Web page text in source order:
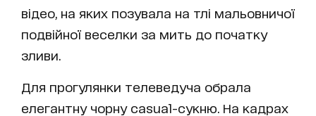
відео, на яких позувала на тлі мальовничої
подвійної веселки за мить до початку
зливи.
Для прогулянки телеведуча обрала
елегантну чорну casual-сукню. На кадрах